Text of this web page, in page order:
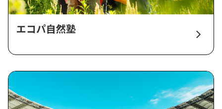
エコパ自然塾